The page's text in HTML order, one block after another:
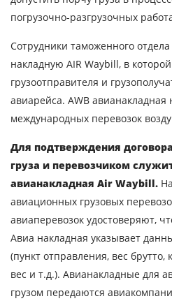
погрузочно-разгрузочных
Сотрудники таможенного
накладную AIR Waybill, в
грузоотправителя и
авиарейса. AWB авианакладная
международных перевозок
Для подтверждения
груза и перевозчиком
авианакладная Air Waybill.
авиационных грузовых
авиаперевозок удостоверяют,
Авиа накладная указывает
(пункт отправления, вес
вес и т.д.). Авианакладные для
грузом передаются
Узнать
перевозки
Страна загрузки
Город загрузки
Страна выгрузки
Город выгрузки
Наименование груза
Дата загрузки
Тип транспорта
Вес груза, ( т )